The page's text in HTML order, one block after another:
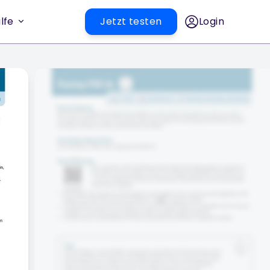
Jetzt testen Login